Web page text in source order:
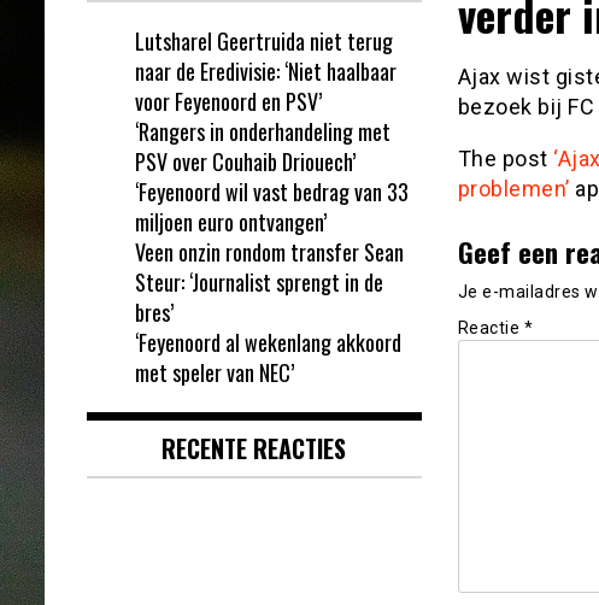
verder
Ajax wist
bezoek bij
The post
problemen’
Geef een
Je e-mailadres
Reactie *
Lutsharel Geertruida niet terug
naar de Eredivisie: ‘Niet haalbaar
voor Feyenoord en PSV’
‘Rangers in onderhandeling met
PSV over Couhaib Driouech’
‘Feyenoord wil vast bedrag van 33
miljoen euro ontvangen’
Veen onzin rondom transfer Sean
Steur: ‘Journalist sprengt in de
bres’
‘Feyenoord al wekenlang akkoord
met speler van NEC’
RECENTE REACTIES